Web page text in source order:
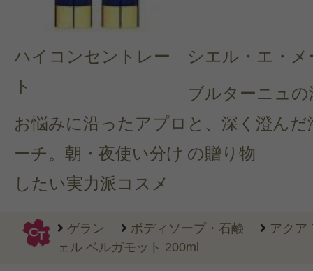
ハイコンセントレー
ト
お悩みに沿ったアプロ
ーチ。朝・夜使い分け
したい実力派コスメ
シエル・エ・メ
ブルターニュの
と、深く澄んだ
の贈り物
ゲラン ボディソープ・石鹸
アクア
ェル ベルガモット 200ml